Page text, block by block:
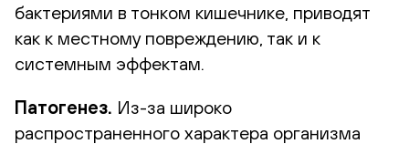
бактериями в тонком кишечнике, приводят
как к местному повреждению, так и к
системным эффектам.
Патогенез. Из-за широко
распространенного характера организма